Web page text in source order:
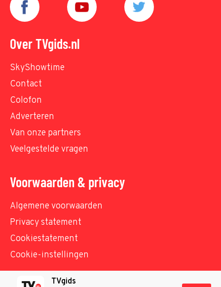
Over TVgids.nl
SkyShowtime
Contact
Colofon
Adverteren
Van onze partners
Veelgestelde vragen
Voorwaarden & privacy
Algemene voorwaarden
Privacy statement
Cookiestatement
Cookie-instellingen
TVgids